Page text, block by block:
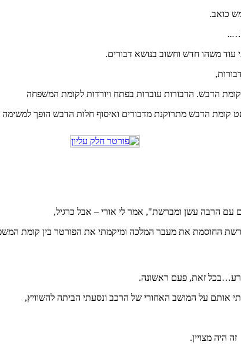
כואב.
עוד משהו חדש וחשוב בנושא דבורים.
הדבש. הדבורות עוברות בפתח ויורדות לקומת המשפחה
קומת הדבש מתרוקנת מדבורים ואיסוף חלות הדבש הופך
הרשת החוסמת את מעבר המלכה ומיקמתי את הפורטר בין קומת
זאת, פעם ראשונה.
אותם על המושב האחורי של הרכב ונסעתי הביתה להשוויץ,
היה מצויין.